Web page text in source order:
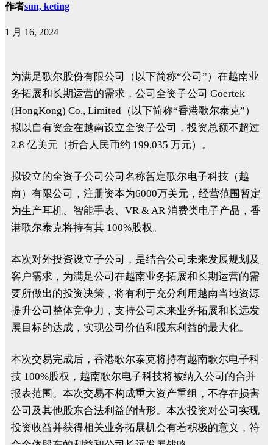
作者sun, keting
1 月 16, 2024
为满足歌尔股份有限公司（以下简称“公司”）在越南业
务拓展和长期运营的需求，公司全资子公司 Goertek
(HongKong) Co., Limited（以下简称“香港歌尔泰克”）
拟以自有资金在越南设立全资子公司，投资总额不超过
2.8 亿美元（折合人民币约 199,035 万元）。
拟设立的全资子公司公司名称暂定歌尔电子科技（越
南）有限公司，注册资本为6000万美元，经营范围暂定
为生产耳机、智能手表、VR & AR 消费类电子产品，香
港歌尔泰克将持有其 100%股权。
本次对外投资设立子公司，是结合公司未来发展规划及
客户需求，为满足公司在越南业务拓展和长期运营的需
要所做出的投资决策，将有利于充分利用越南当地资源
提升公司整体竞争力，支持公司未来业务拓展和长远发
展目标的达成，实现公司价值和股东利益的最大化。
本次交易完成后，香港歌尔泰克将持有越南歌尔电子科
技 100%股权，越南歌尔电子科技将被纳入公司的合并
报表范围。本次交易不构成重大资产重组，不存在损害
公司及其他股东合法利益的情形。本次投资对公司实现
投资收益并获得相关业务拓展机会有着积极的意义，符